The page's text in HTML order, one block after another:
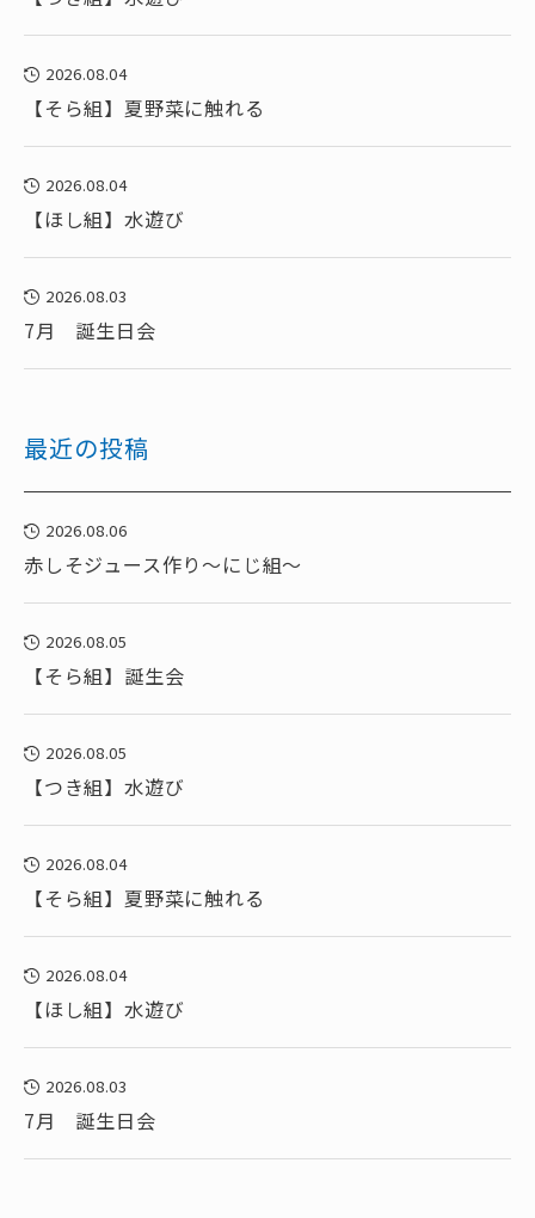
2026.08.04
【そら組】夏野菜に触れる
2026.08.04
【ほし組】水遊び
2026.08.03
7月 誕生日会
最近の投稿
2026.08.06
赤しそジュース作り～にじ組～
2026.08.05
【そら組】誕生会
2026.08.05
【つき組】水遊び
2026.08.04
【そら組】夏野菜に触れる
2026.08.04
【ほし組】水遊び
2026.08.03
7月 誕生日会